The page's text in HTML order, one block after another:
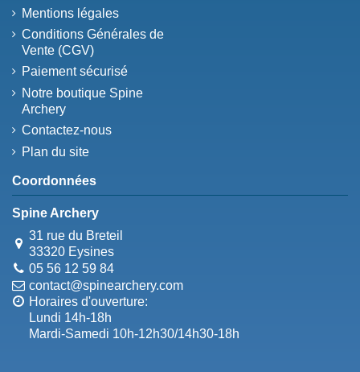
Mentions légales
Conditions Générales de
Vente (CGV)
Paiement sécurisé
Notre boutique Spine
Archery
Contactez-nous
Plan du site
Coordonnées
Spine Archery
31 rue du Breteil
33320 Eysines
05 56 12 59 84
contact@spinearchery.com
Horaires d'ouverture:
Lundi 14h-18h
Mardi-Samedi 10h-12h30/14h30-18h